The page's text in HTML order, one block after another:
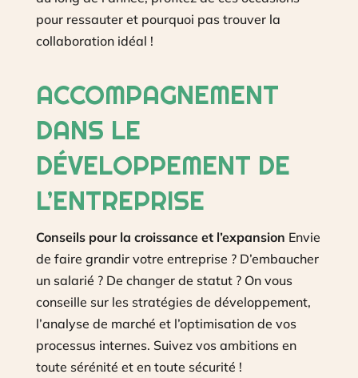
pour ressauter et pourquoi pas trouver la
collaboration idéal !
ACCOMPAGNEMENT
DANS LE
DÉVELOPPEMENT DE
L’ENTREPRISE
Conseils pour la croissance et l’expansion Envie
de faire grandir votre entreprise ? D’embaucher
un salarié ? De changer de statut ? On vous
conseille sur les stratégies de développement,
l’analyse de marché et l’optimisation de vos
processus internes. Suivez vos ambitions en
toute sérénité et en toute sécurité !